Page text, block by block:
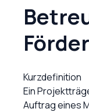
Kurzdefinition
Ein
Auftrag eines